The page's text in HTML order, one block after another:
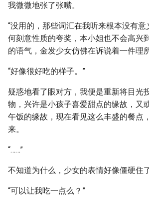
我微微地张了张嘴。
“没用的，那些词汇在我听来根本没有
何刻意性质的夸奖，本小姐也不会高兴
的语气，金发少女仿佛在诉说着一件理
“好像很好吃的样子。”
疑惑地看了眼对方，我便是重新将目光
物，兴许是小孩子喜爱甜点的缘故，又
午饭的缘故，现在看见这么丰盛的餐点
来。
“……”
不知道为什么，少女的表情好像僵硬住了
“可以让我吃一点么？”